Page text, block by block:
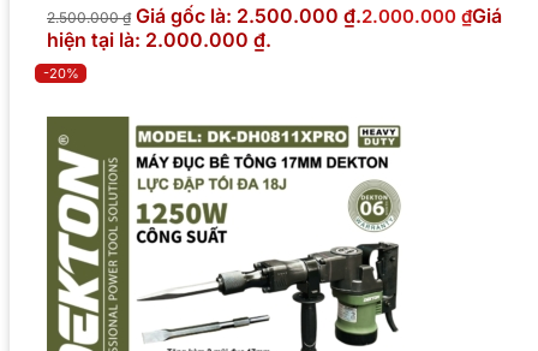
2.500.000₫ Giá gốc là: 2.500.000 ₫.2.000.000 ₫Giá
hiện tại là: 2.000.000 ₫.
-20%